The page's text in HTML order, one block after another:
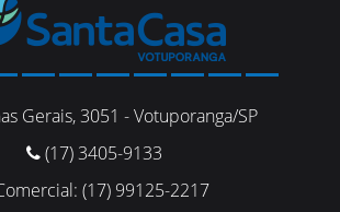
Gerais, 3051 - Votuporanga/SP
(17) 3405-9133
(17) 99125-2217